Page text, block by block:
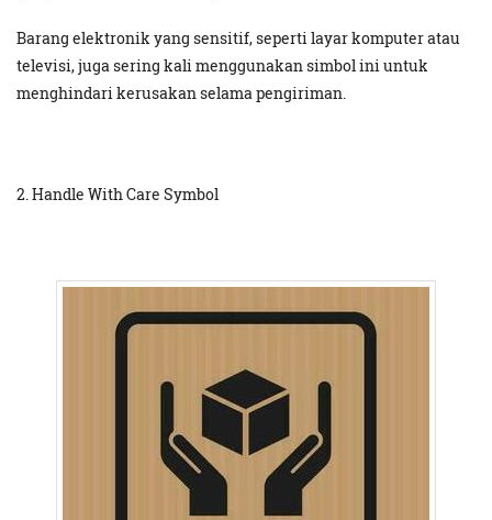
Barang elektronik yang sensitif, seperti layar komputer atau
televisi, juga sering kali menggunakan simbol ini untuk
menghindari kerusakan selama pengiriman.
2. Handle With Care Symbol